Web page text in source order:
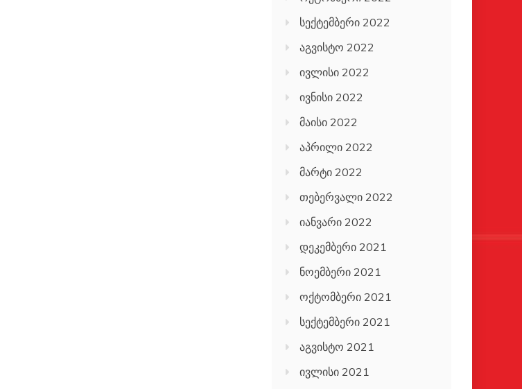
სექტემბერი 2022
აგვისტო 2022
ივლისი 2022
ივნისი 2022
მაისი 2022
აპრილი 2022
მარტი 2022
თებერვალი 2022
იანვარი 2022
დეკემბერი 2021
ნოემბერი 2021
ოქტომბერი 2021
სექტემბერი 2021
აგვისტო 2021
ივლისი 2021